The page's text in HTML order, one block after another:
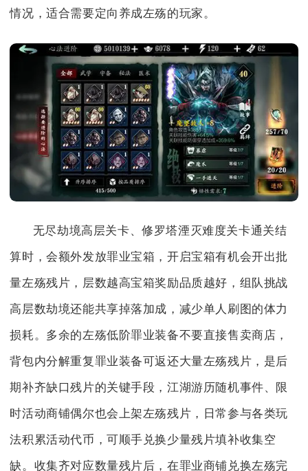
情况，适合需要定向养成左殇的玩家。
无尽劫境高层关卡、修罗塔湮灭难度关卡通关结
算时，会额外发放罪业宝箱，开启宝箱有机会开出批
量左殇残片，层数越高宝箱奖励品质越好，组队挑战
高层数劫境还能共享掉落加成，减少单人刷图的体力
损耗。多余的左殇低阶罪业装备不要直接售卖商店，
背包内分解重复罪业装备可返还大量左殇残片，是后
期补齐缺口残片的关键手段，江湖游历随机事件、限
时活动商铺偶尔也会上架左殇残片，日常参与各类玩
法积累活动代币，可顺手兑换少量残片填补收集空
缺。收集齐对应数量残片后，在罪业商铺兑换左殇完